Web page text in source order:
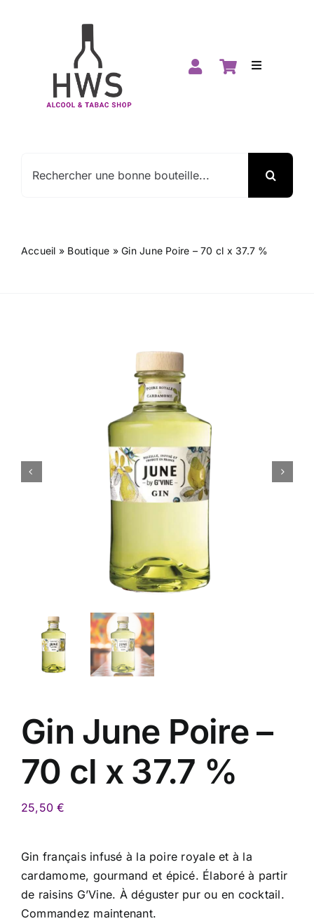
Toggle
Accueil
Accueil » Boutique »Gin June Poire – 70 cl x 37.7 %
Gin June Poire –
70 cl x 37.7 %
25,50€
Gin français infusé à la poire royale et à la
cardamome, gourmand et épicé. Élaboré à partir
de raisins G’Vine. À déguster pur ou en cocktail.
Commandez maintenant.